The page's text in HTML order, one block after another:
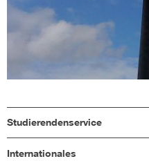
Studierendenservice
Internationales